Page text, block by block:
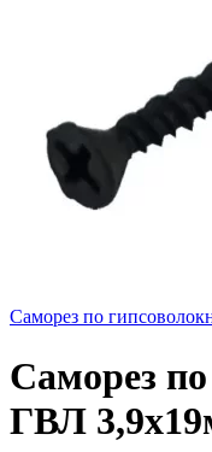
Саморез по
Саморез
ГВЛ